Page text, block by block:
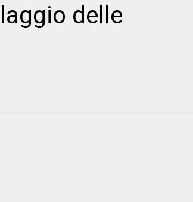
delle